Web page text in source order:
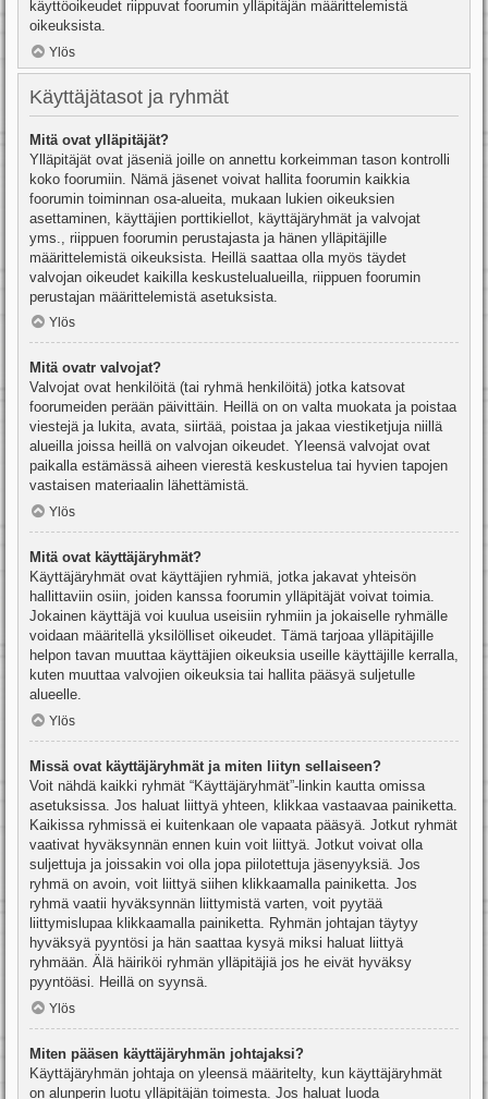
käyttöoikeudet riippuvat foorumin ylläpitäjän määrittelemistä
oikeuksista.
Ylös
Käyttäjätasot ja ryhmät
Mitä ovat ylläpitäjät?
Ylläpitäjät ovat jäseniä joille on annettu korkeimman tason kontrolli
koko foorumiin. Nämä jäsenet voivat hallita foorumin kaikkia
foorumin toiminnan osa-alueita, mukaan lukien oikeuksien
asettaminen, käyttäjien porttikiellot, käyttäjäryhmät ja valvojat
yms., riippuen foorumin perustajasta ja hänen ylläpitäjille
määrittelemistä oikeuksista. Heillä saattaa olla myös täydet
valvojan oikeudet kaikilla keskustelualueilla, riippuen foorumin
perustajan määrittelemistä asetuksista.
Ylös
Mitä ovatr valvojat?
Valvojat ovat henkilöitä (tai ryhmä henkilöitä) jotka katsovat
foorumeiden perään päivittäin. Heillä on on valta muokata ja poistaa
viestejä ja lukita, avata, siirtää, poistaa ja jakaa viestiketjuja niillä
alueilla joissa heillä on valvojan oikeudet. Yleensä valvojat ovat
paikalla estämässä aiheen vierestä keskustelua tai hyvien tapojen
vastaisen materiaalin lähettämistä.
Ylös
Mitä ovat käyttäjäryhmät?
Käyttäjäryhmät ovat käyttäjien ryhmiä, jotka jakavat yhteisön
hallittaviin osiin, joiden kanssa foorumin ylläpitäjät voivat toimia.
Jokainen käyttäjä voi kuulua useisiin ryhmiin ja jokaiselle ryhmälle
voidaan määritellä yksilölliset oikeudet. Tämä tarjoaa ylläpitäjille
helpon tavan muuttaa käyttäjien oikeuksia useille käyttäjille kerralla,
kuten muuttaa valvojien oikeuksia tai hallita pääsyä suljetulle
alueelle.
Ylös
Missä ovat käyttäjäryhmät ja miten liityn sellaiseen?
Voit nähdä kaikki ryhmät “Käyttäjäryhmät”-linkin kautta omissa
asetuksissa. Jos haluat liittyä yhteen, klikkaa vastaavaa painiketta.
Kaikissa ryhmissä ei kuitenkaan ole vapaata pääsyä. Jotkut ryhmät
vaativat hyväksynnän ennen kuin voit liittyä. Jotkut voivat olla
suljettuja ja joissakin voi olla jopa piilotettuja jäsenyyksiä. Jos
ryhmä on avoin, voit liittyä siihen klikkaamalla painiketta. Jos
ryhmä vaatii hyväksynnän liittymistä varten, voit pyytää
liittymislupaa klikkaamalla painiketta. Ryhmän johtajan täytyy
hyväksyä pyyntösi ja hän saattaa kysyä miksi haluat liittyä
ryhmään. Älä häiriköi ryhmän ylläpitäjiä jos he eivät hyväksy
pyyntöäsi. Heillä on syynsä.
Ylös
Miten pääsen käyttäjäryhmän johtajaksi?
Käyttäjäryhmän johtaja on yleensä määritelty, kun käyttäjäryhmät
on alunperin luotu ylläpitäjän toimesta. Jos haluat luoda